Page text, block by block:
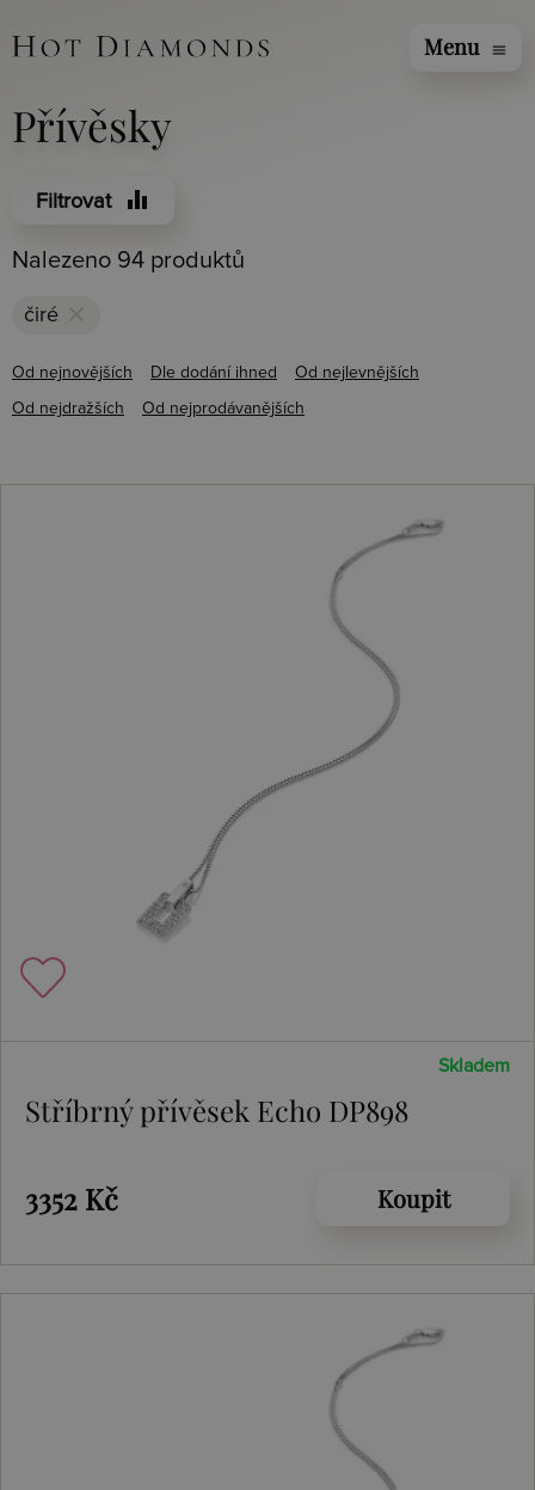
Menu menu
Přívěsky
Filtrovat equalizer
Nalezeno 94 produktů
čiré clear
Od nejnovějších Dle dodání ihned Od nejlevnějších
Od nejdražších Od nejprodávanějších
Skladem
Stříbrný přívěsek Echo DP898
3352 Kč Koupit